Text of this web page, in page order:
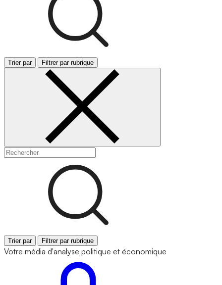
Trier par Filtrer par rubrique
Trier par Filtrer par rubrique
Votre média d'analyse politique et économique